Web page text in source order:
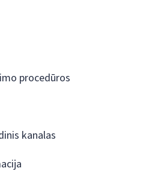
procedūros
kanalas